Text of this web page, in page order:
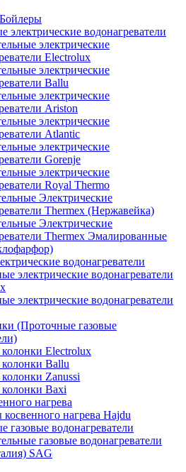
электрические водонагреватели
электрические
Electrolux
электрические
Ballu
электрические
Ariston
электрические
Atlantic
электрические
Gorenje
электрические
Royal Thermo
Электрические
Thermex (Нержавейка)
Электрические
Thermex Эмалированные
водонагреватели
электрические водонагреватели
электрические водонагреватели
(Проточные газовые
колонки Electrolux
Ballu
Zanussi
Baxi
нагрева
нагрева Hajdu
газовые водонагреватели
газовые водонагреватели
SAG